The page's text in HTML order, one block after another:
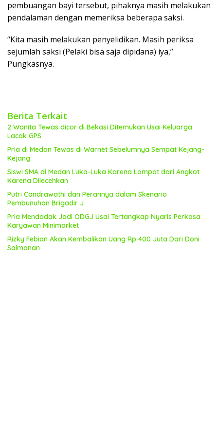
pembuangan bayi tersebut, pihaknya masih melakukan
pendalaman dengan memeriksa beberapa saksi.
“Kita masih melakukan penyelidikan. Masih periksa
sejumlah saksi (Pelaki bisa saja dipidana) iya,”
Pungkasnya.
Berita Terkait
2 Wanita Tewas dicor di Bekasi Ditemukan Usai Keluarga
Lacak GPS
Pria di Medan Tewas di Warnet Sebelumnya Sempat Kejang-
Kejang
Siswi SMA di Medan Luka-Luka Karena Lompat dari Angkot
Karena Dilecehkan
Putri Candrawathi dan Perannya dalam Skenario
Pembunuhan Brigadir J
Pria Mendadak Jadi ODGJ Usai Tertangkap Nyaris Perkosa
Karyawan Minimarket
Rizky Febian Akan Kembalikan Uang Rp 400 Juta Dari Doni
Salmanan